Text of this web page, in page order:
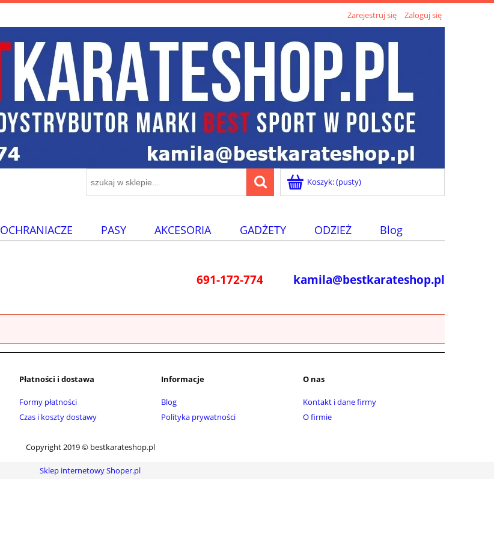
Zarejestruj się Zaloguj się
Koszyk:(pusty)
OCHRANIACZE PASY AKCESORIA GADŻETY ODZIEŻ Blog
691-172-774 kamila@bestkarateshop.pl
Płatności i dostawa
Formy płatności
Czas i koszty dostawy
Informacje
Blog
Polityka prywatności
O nas
Kontakt i dane firmy
O firmie
Copyright 2019 © bestkarateshop.pl
Sklep internetowy Shoper.pl